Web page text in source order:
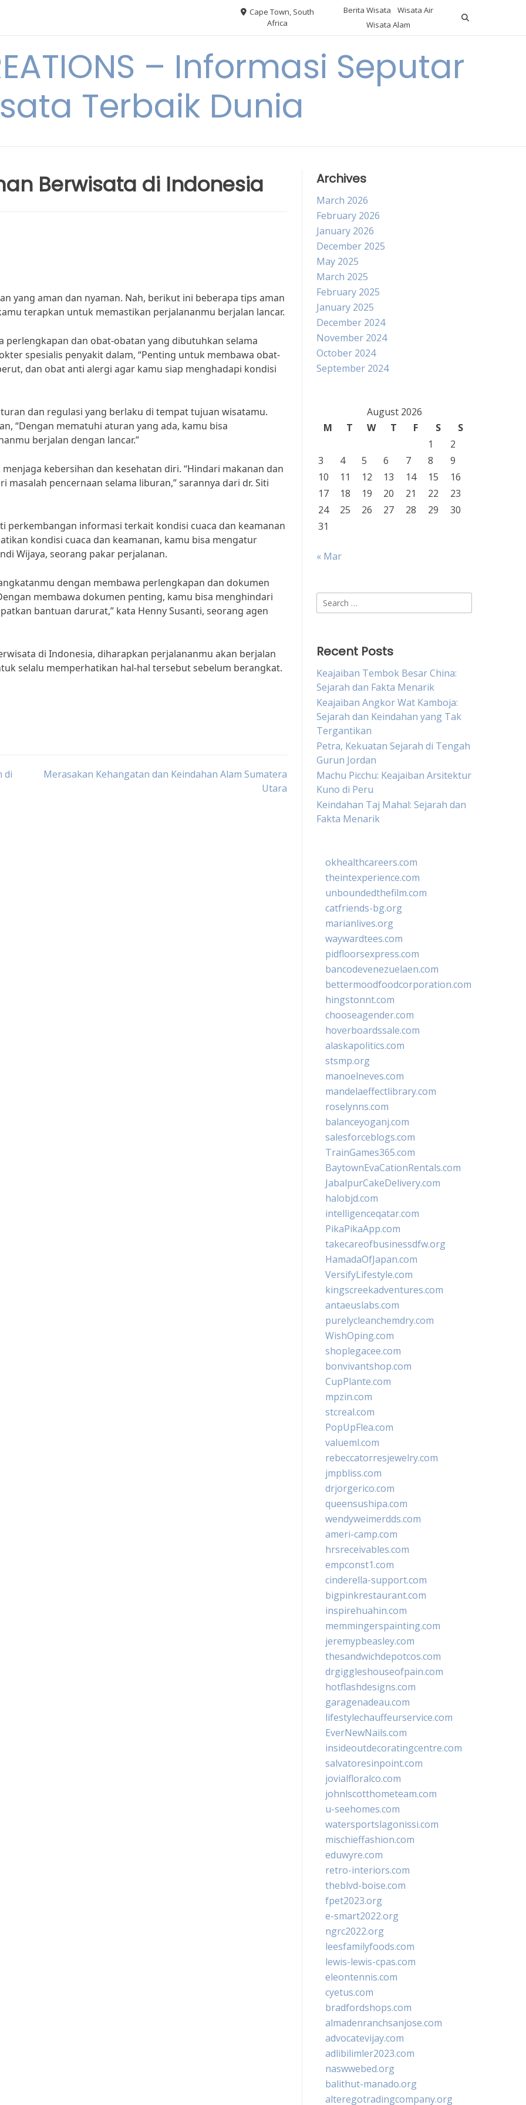
Cape Town, South
Africa
Berita Wisata
Wisata Air
Wisata Alam
– Informasi Seputar
Terbaik Dunia
Berwisata di Indonesia
yang aman dan nyaman. Nah, berikut ini beberapa tips aman
terapkan untuk memastikan perjalananmu berjalan lancar.
perlengkapan dan obat-obatan yang dibutuhkan selama
spesialis penyakit dalam, “Penting untuk membawa obat-
dan obat anti alergi agar kamu siap menghadapi kondisi
dan regulasi yang berlaku di tempat tujuan wisatamu.
“Dengan mematuhi aturan yang ada, kamu bisa
berjalan dengan lancar.”
kebersihan dan kesehatan diri. “Hindari makanan dan
pencernaan selama liburan,” sarannya dari dr. Siti
perkembangan informasi terkait kondisi cuaca dan keamanan
kondisi cuaca dan keamanan, kamu bisa mengatur
Wijaya, seorang pakar perjalanan.
dengan membawa perlengkapan dan dokumen
membawa dokumen penting, kamu bisa menghindari
bantuan darurat,” kata Henny Susanti, seorang agen
di Indonesia, diharapkan perjalananmu akan berjalan
selalu memperhatikan hal-hal tersebut sebelum berangkat.
di
Merasakan Kehangatan dan Keindahan Alam Sumatera
Utara
Archives
March 2026
February 2026
January 2026
December 2025
May 2025
March 2025
February 2025
January 2025
December 2024
November 2024
October 2024
September 2024
August 2026
M
T W T F S
S
1
2
3
4 5 6 7 8
9
10
11 12 13 14 15
16
17
18 19 20 21 22
23
24
25 26 27 28 29
30
31
« Mar
Search
for:
Recent Posts
Keajaiban Tembok Besar China:
Sejarah dan Fakta Menarik
Keajaiban Angkor Wat Kamboja:
Sejarah dan Keindahan yang Tak
Tergantikan
Petra, Kekuatan Sejarah di Tengah
Gurun Jordan
Machu Picchu: Keajaiban Arsitektur
Kuno di Peru
Keindahan Taj Mahal: Sejarah dan
Fakta Menarik
okhealthcareers.com
theintexperience.com
unboundedthefilm.com
catfriends-bg.org
marianlives.org
waywardtees.com
pidfloorsexpress.com
bancodevenezuelaen.com
bettermoodfoodcorporation.com
hingstonnt.com
chooseagender.com
hoverboardssale.com
alaskapolitics.com
stsmp.org
manoelneves.com
mandelaeffectlibrary.com
roselynns.com
balanceyoganj.com
salesforceblogs.com
TrainGames365.com
BaytownEvaCationRentals.com
JabalpurCakeDelivery.com
halobjd.com
intelligenceqatar.com
PikaPikaApp.com
takecareofbusinessdfw.org
HamadaOfJapan.com
VersifyLifestyle.com
kingscreekadventures.com
antaeuslabs.com
purelycleanchemdry.com
WishOping.com
shoplegacee.com
bonvivantshop.com
CupPlante.com
mpzin.com
stcreal.com
PopUpFlea.com
valueml.com
rebeccatorresjewelry.com
jmpbliss.com
drjorgerico.com
queensushipa.com
wendyweimerdds.com
ameri-camp.com
hrsreceivables.com
empconst1.com
cinderella-support.com
bigpinkrestaurant.com
inspirehuahin.com
memmingerspainting.com
jeremypbeasley.com
thesandwichdepotcos.com
drgiggleshouseofpain.com
hotflashdesigns.com
garagenadeau.com
lifestylechauffeurservice.com
EverNewNails.com
insideoutdecoratingcentre.com
salvatoresinpoint.com
jovialfloralco.com
johnlscotthometeam.com
u-seehomes.com
watersportslagonissi.com
mischieffashion.com
eduwyre.com
retro-interiors.com
theblvd-boise.com
fpet2023.org
e-smart2022.org
ngrc2022.org
leesfamilyfoods.com
lewis-lewis-cpas.com
eleontennis.com
cyetus.com
bradfordshops.com
almadenranchsanjose.com
advocatevijay.com
adlibilimler2023.com
naswwebed.org
balithut-manado.org
alteregotradingcompany.org